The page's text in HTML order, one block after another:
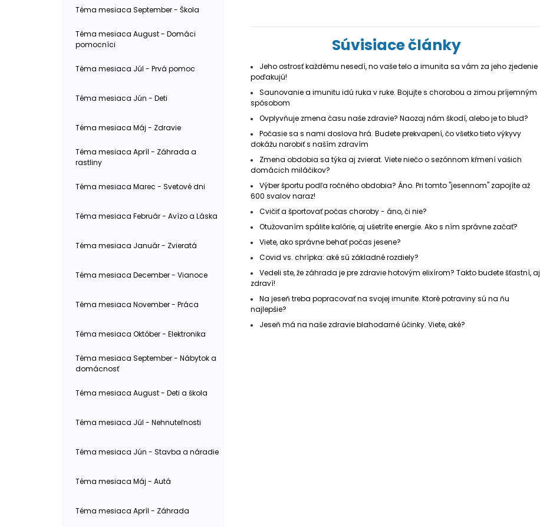
Téma mesiaca September - Škola
Téma mesiaca August - Domáci
pomocníci
Téma mesiaca Júl - Prvá pomoc
Téma mesiaca Jún - Deti
Téma mesiaca Máj - Zdravie
Téma mesiaca Apríl - Záhrada a
rastliny
Téma mesiaca Marec - Svetové dni
Téma mesiaca Február - Avízo a Láska
Téma mesiaca Január - Zvieratá
Téma mesiaca December - Vianoce
Téma mesiaca November - Práca
Téma mesiaca Október - Elektronika
Téma mesiaca September - Nábytok a
domácnosť
Téma mesiaca August - Deti a škola
Téma mesiaca Júl - Nehnuteľnosti
Téma mesiaca Jún - Stavba a náradie
Téma mesiaca Máj - Autá
Téma mesiaca Apríl - Záhrada
Súvisiace články
Jeho ostrosť každému nesedí, no vaše telo a imunita sa vám za jeho zjedenie
poďakujú!
Saunovanie a imunitu idú ruka v ruke. Bojujte s chorobou a zimou príjemným
spôsobom
Ovplyvňuje zmena času naše zdravie? Naozaj nám škodí, alebo je to blud?
Počasie sa s nami doslova hrá. Budete prekvapení, čo všetko tieto výkyvy
dokážu narobiť s naším zdravím
Zmena obdobia sa týka aj zvierat. Viete niečo o sezónnom kŕmení vašich
domácich miláčikov?
Výber športu podľa ročného obdobia? Áno. Pri tomto "jesennom" zapojíte až
600 svalov naraz!
Cvičiť a športovať počas choroby - áno, či nie?
Otužovaním spálite kalórie, aj ušetríte energie. Ako s ním správne začať?
Viete, ako správne behať počas jesene?
Covid vs. chrípka: aké sú základné rozdiely?
Vedeli ste, že záhrada je pre zdravie hotovým elixírom? Takto budete šťastní, aj
zdraví!
Na jeseň treba popracovať na svojej imunite. Ktoré potraviny sú na ňu
najlepšie?
Jeseň má na naše zdravie blahodarné účinky. Viete, aké?